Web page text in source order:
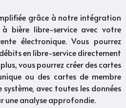
grâce à notre intégration
bière libre-service avec votre
électronique. Vous pourrez
en libre-service directement
vous pourrez créer des cartes
ou des cartes de membre
avec toutes les données
une analyse approfondie.